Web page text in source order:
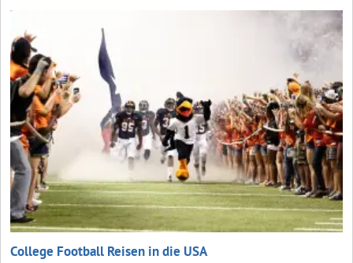
College Football Reisen in die USA